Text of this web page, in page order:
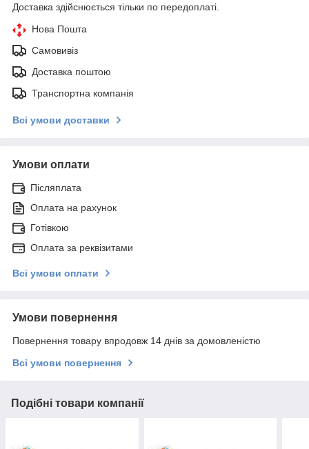
Доставка здійснюється тільки по передоплаті.
Нова Пошта
Самовивіз
Доставка поштою
Транспортна компанія
Всі умови доставки
Умови оплати
Післяплата
Оплата на рахунок
Готівкою
Оплата за реквізитами
Всі умови оплати
Умови повернення
Повернення товару впродовж 14 днів за домовленістю
Всі умови повернення
Подібні товари компанії